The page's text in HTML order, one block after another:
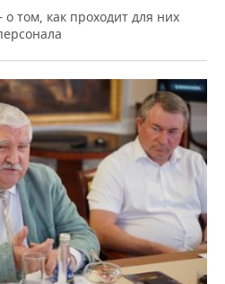
том, как проходит для них